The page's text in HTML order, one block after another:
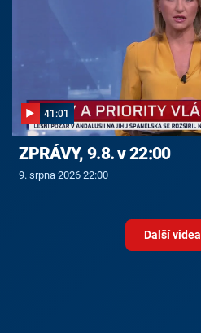
41:01
ZPRÁVY, 9.8. v 22:00
9. srpna 2026 22:00
Další videa